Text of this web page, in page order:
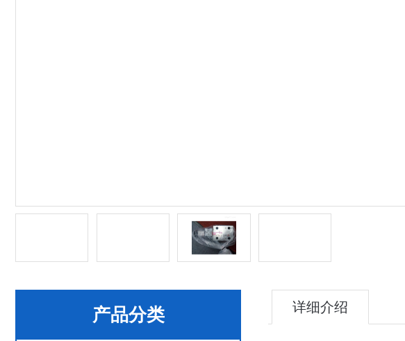
产品分类 详细介绍